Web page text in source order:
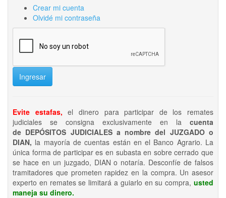
Crear mi cuenta
Olvidé mi contraseña
Ingresar
Evite estafas, el dinero para participar de los remates
judiciales se consigna exclusivamente en la cuenta
de DEPÓSITOS JUDICIALES a nombre del JUZGADO o
DIAN, la mayoría de cuentas están en el Banco Agrario. La
única forma de participar es en subasta en sobre cerrado que
se hace en un juzgado, DIAN o notaría. Desconfíe de falsos
tramitadores que prometen rapidez en la compra. Un asesor
experto en remates se limitará a guiarlo en su compra, usted
maneja su dinero.